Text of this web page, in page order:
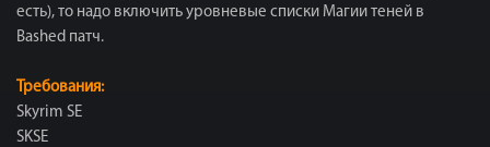
есть), то надо включить уровневые списки Магии теней в
Bashed патч.
Требования:
Skyrim SE
SKSE